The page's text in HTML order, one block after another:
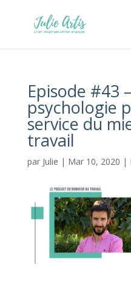
Episode #43
psychologie
service du
travail
par Julie | Mar 10, 2020 |